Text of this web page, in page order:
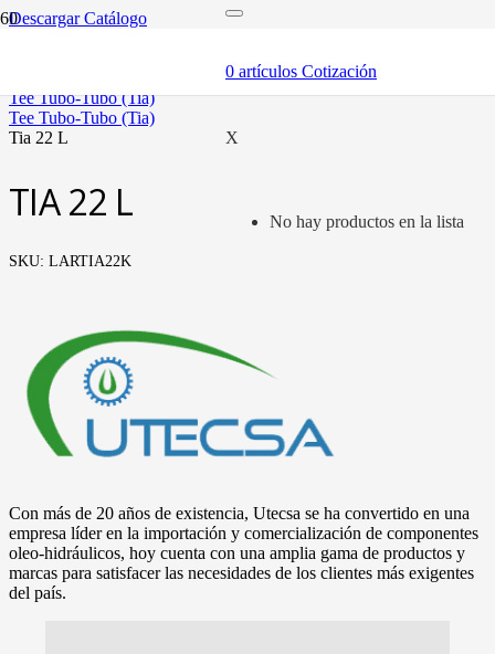
0 artículos Cotización
X
No hay productos en la lista
Descargar Catálogo
tee tubo-tubo (tia)
tee tubo-tubo (tia)
tia 22 l
TIA 22 L
SKU: LARTIA22K
Con más de 20 años de existencia, Utecsa se ha convertido en una
empresa líder en la importación y comercialización de componentes
oleo-hidráulicos, hoy cuenta con una amplia gama de productos y
marcas para satisfacer las necesidades de los clientes más exigentes
del país.